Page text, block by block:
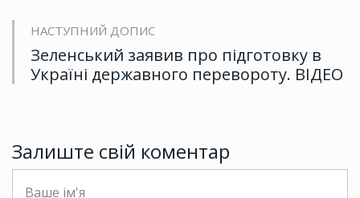
НАСТУПНИЙ ДОПИС
Зеленський заявив про підготовку в
Україні державного перевороту. ВІДЕО
Залиште свій коментар